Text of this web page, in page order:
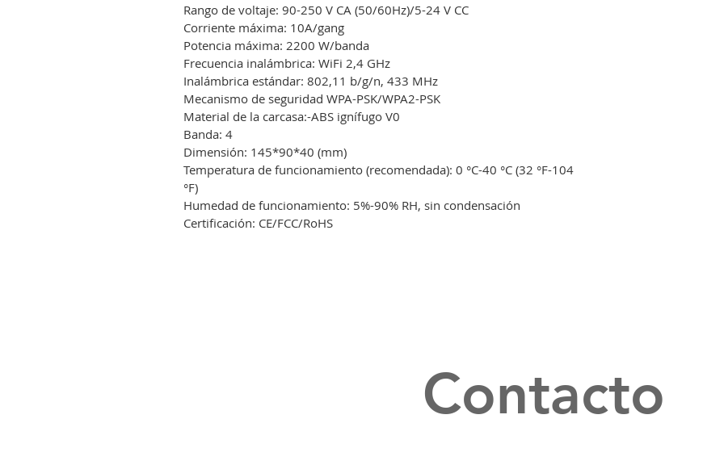
Rango de voltaje: 90-250 V CA (50/60Hz)/5-24 V CC
Corriente máxima: 10A/gang
Potencia máxima: 2200 W/banda
Frecuencia inalámbrica: WiFi 2,4 GHz
Inalámbrica estándar: 802,11 b/g/n, 433 MHz
Mecanismo de seguridad WPA-PSK/WPA2-PSK
Material de la carcasa:-ABS ignífugo V0
Banda: 4
Dimensión: 145*90*40 (mm)
Temperatura de funcionamiento (recomendada): 0 °C-40 °C (32 °F-104
°F)
Humedad de funcionamiento: 5%-90% RH, sin condensación
Certificación: CE/FCC/RoHS
Contacto